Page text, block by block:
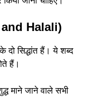
and Halali)
दो सिद्धांत हैं। ये शब्द
हैं।
माने जाने वाले सभी